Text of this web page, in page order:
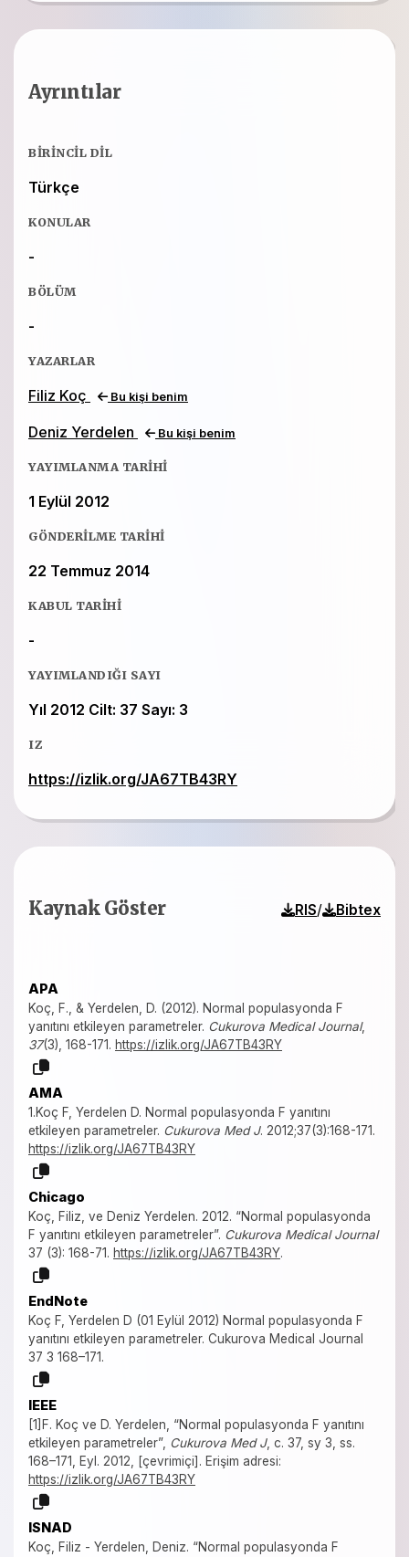
Ayrıntılar
BIRINCIL DIL
Türkçe
KONULAR
-
BÖLÜM
-
YAZARLAR
Filiz Koç Bu kişi benim
Deniz Yerdelen Bu kişi benim
YAYIMLANMA TARIHI
1 Eylül 2012
GÖNDERILME TARIHI
22 Temmuz 2014
KABUL TARIHI
-
YAYIMLANDIĞI SAYI
Yıl 2012 Cilt: 37 Sayı: 3
IZ
https://izlik.org/JA67TB43RY
Kaynak Göster RIS/ Bibtex
APA
Koç, F., & Yerdelen, D. (2012). Normal populasyonda F
yanıtını etkileyen parametreler. Cukurova Medical Journal,
37(3), 168-171. https://izlik.org/JA67TB43RY
AMA
1.Koç F, Yerdelen D. Normal populasyonda F yanıtını
etkileyen parametreler. Cukurova Med J. 2012;37(3):168-171.
https://izlik.org/JA67TB43RY
Chicago
Koç, Filiz, ve Deniz Yerdelen. 2012. “Normal populasyonda
F yanıtını etkileyen parametreler”. Cukurova Medical Journal
37 (3): 168-71. https://izlik.org/JA67TB43RY.
EndNote
Koç F, Yerdelen D (01 Eylül 2012) Normal populasyonda F
yanıtını etkileyen parametreler. Cukurova Medical Journal
37 3 168–171.
IEEE
[1]F. Koç ve D. Yerdelen, “Normal populasyonda F yanıtını
etkileyen parametreler”, Cukurova Med J, c. 37, sy 3, ss.
168–171, Eyl. 2012, [çevrimiçi]. Erişim adresi:
https://izlik.org/JA67TB43RY
ISNAD
Koç, Filiz - Yerdelen, Deniz. “Normal populasyonda F